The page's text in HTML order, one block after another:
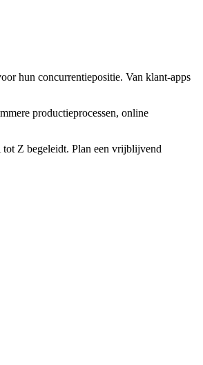
hun concurrentiepositie. Van klant-apps
productieprocessen, online
Z begeleidt. Plan een vrijblijvend